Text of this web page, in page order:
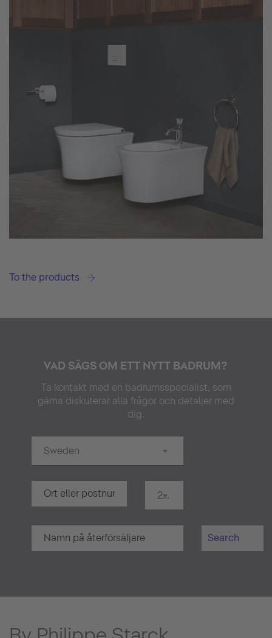
To the products
VAD SÄGS OM ETT NYTT BADRUM?
Ta kontakt med en badrumsspecialist, som
gärna diskuterar alla frågor och detaljer med
dig.
Sweden
20 km
Search